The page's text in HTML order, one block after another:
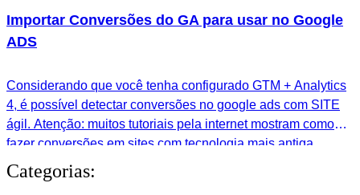
pode capturar: Gerais:routeChanged: Utilize este evento
para rastrear mudanças de página;customerRegistration:
Importar Conversões do GA para usar no Google
ADS
Considerando que você tenha configurado GTM + Analytics
4, é possível detectar conversões no google ads com SITE
ágil. Atenção: muitos tutoriais pela internet mostram como
fazer conversões em sites com tecnologia mais antiga.
Nosso site é bem performático (é um SPA). O google detecta
conversões em SPA de uma forma diferente. * Lembre-se de
Categorias: